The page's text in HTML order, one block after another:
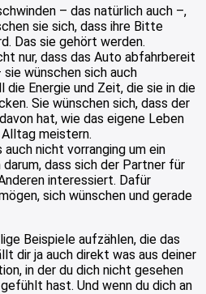
– das natürlich auch –,
sie sich, dass ihre Bitte
Das sie gehört werden.
nur, dass das Auto abfahrbereit
wünschen sich auch
Energie und Zeit, die sie in die
Sie wünschen sich, dass der
hat, wie das eigene Leben
meistern.
nicht vorranging um ein
dass sich der Partner für
interessiert. Dafür
sich wünschen und gerade
Beispiele aufzählen, die das
dir ja auch direkt was aus deiner
in der du dich nicht gesehen
hast. Und wenn du dich an